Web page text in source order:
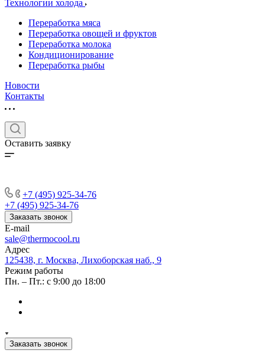
Технологии холода
Переработка мяса
Переработка овощей и фруктов
Переработка молока
Кондиционирование
Переработка рыбы
Новости
Контакты
Оставить заявку
+7 (495) 925-34-76
+7 (495) 925-34-76
Заказать звонок
E-mail
sale@thermocool.ru
Адрес
125438, г. Москва, Лихоборская наб., 9
Режим работы
Пн. – Пт.: с 9:00 до 18:00
Заказать звонок